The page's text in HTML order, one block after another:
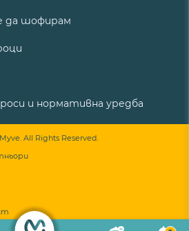
да шофирам
и нормативна уредба
All Rights Reserved.